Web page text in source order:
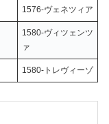
1576-ヴェネツィア
1580-ヴィツェンツ
ァ
1580-トレヴィーゾ